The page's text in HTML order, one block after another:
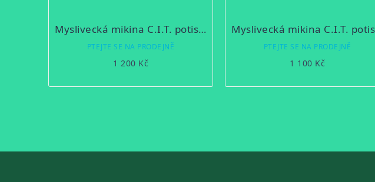
Myslivecká mikina C.I.T. potisk divočák
PTEJTE SE NA PRODEJNĚ
1 200 Kč
PTEJTE SE NA PRODEJNĚ
1 100 Kč